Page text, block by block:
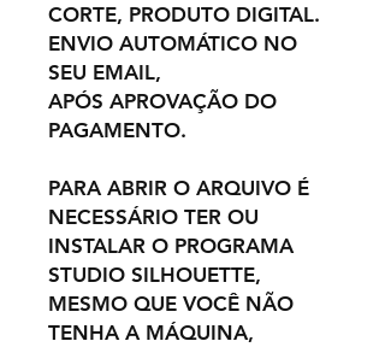
CORTE, PRODUTO DIGITAL.
ENVIO AUTOMÁTICO NO
SEU EMAIL,
APÓS APROVAÇÃO DO
PAGAMENTO.
PARA ABRIR O ARQUIVO É
NECESSÁRIO TER OU
INSTALAR O PROGRAMA
STUDIO SILHOUETTE,
MESMO QUE VOCÊ NÃO
TENHA A MÁQUINA,